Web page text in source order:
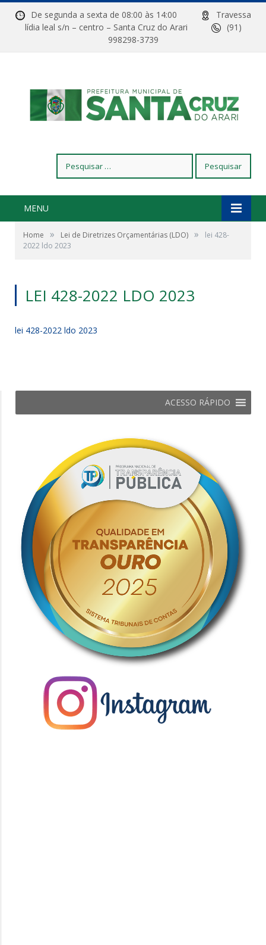
De segunda a sexta de 08:00 às 14:00
Travessa
lídia leal s/n – centro – Santa Cruz do Arari
(91)
998298-3739
por:
MENU
Home » Lei de Diretrizes Orçamentárias (LDO) »
lei 428-
2022 ldo 2023
LEI 428-2022 LDO 2023
lei 428-2022 ldo 2023
ACESSO RÁPIDO